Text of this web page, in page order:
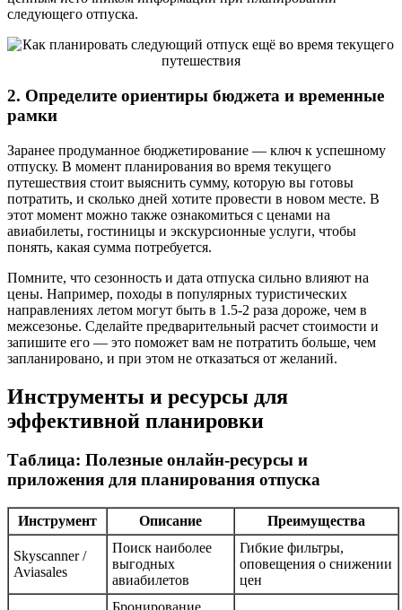
следующего отпуска.
2. Определите ориентиры бюджета и временные
рамки
Заранее продуманное бюджетирование — ключ к успешному
отпуску. В момент планирования во время текущего
путешествия стоит выяснить сумму, которую вы готовы
потратить, и сколько дней хотите провести в новом месте. В
этот момент можно также ознакомиться с ценами на
авиабилеты, гостиницы и экскурсионные услуги, чтобы
понять, какая сумма потребуется.
Помните, что сезонность и дата отпуска сильно влияют на
цены. Например, походы в популярных туристических
направлениях летом могут быть в 1.5-2 раза дороже, чем в
межсезонье. Сделайте предварительный расчет стоимости и
запишите его — это поможет вам не потратить больше, чем
запланировано, и при этом не отказаться от желаний.
Инструменты и ресурсы для
эффективной планировки
Таблица: Полезные онлайн-ресурсы и
приложения для планирования отпуска
Инструмент Описание Преимущества
Skyscanner /
Aviasales
Поиск наиболее
выгодных
авиабилетов
Гибкие фильтры,
оповещения о снижении
цен